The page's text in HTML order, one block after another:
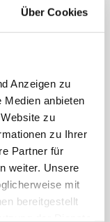
Über Cookies
Anzeigen zu
Medien anbieten
zu
zu Ihrer
Partner für
weiter. Unsere
mit
bereitgestellt